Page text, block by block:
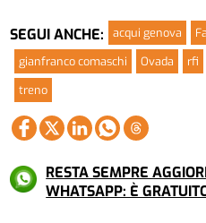
SEGUI ANCHE: acqui genova
gianfranco comaschi
Ovada rfi
treno
RESTA SEMPRE
WHATSAPP: È